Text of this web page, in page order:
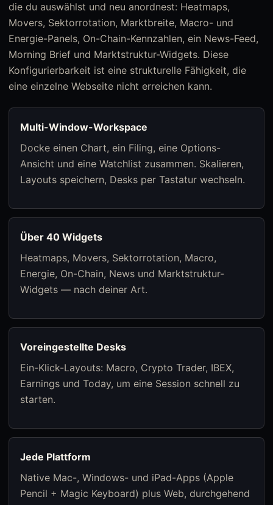
die du auswählst und neu anordnest: Heatmaps,
Movers, Sektorrotation, Marktbreite, Macro- und
Energie-Panels, On-Chain-Kennzahlen, ein News-Feed,
Morning Brief und Marktstruktur-Widgets. Diese
Konfigurierbarkeit ist eine strukturelle Fähigkeit, die
eine einzelne Webseite nicht erreichen kann.
Multi-Window-Workspace
Docke einen Chart, ein Filing, eine Options-
Ansicht und eine Watchlist zusammen. Skalieren,
Layouts speichern, Desks per Tastatur wechseln.
Über 40 Widgets
Heatmaps, Movers, Sektorrotation, Macro,
Energie, On-Chain, News und Marktstruktur-
Widgets — nach deiner Art.
Voreingestellte Desks
Ein-Klick-Layouts: Macro, Crypto Trader, IBEX,
Earnings und Today, um eine Session schnell zu
starten.
Jede Plattform
Native Mac-, Windows- und iPad-Apps (Apple
Pencil + Magic Keyboard) plus Web, durchgehend